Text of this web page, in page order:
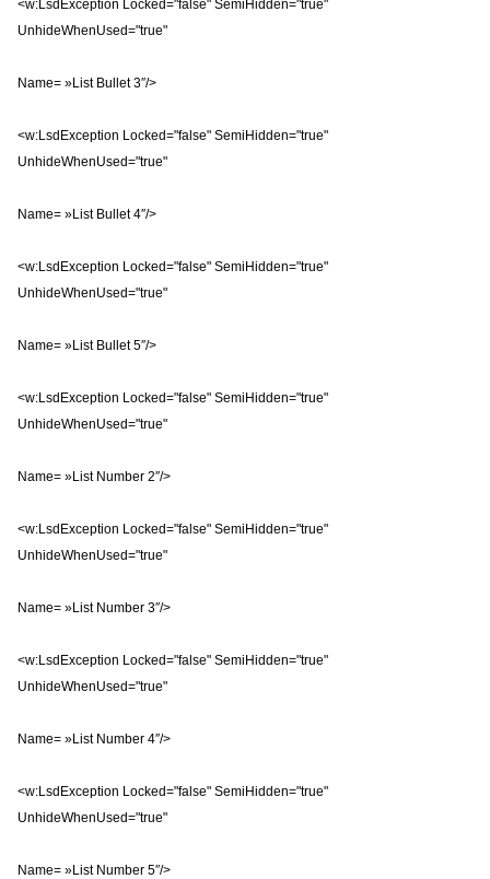
<w:LsdException Locked="false" SemiHidden="true"
UnhideWhenUsed="true"
Name= »List Bullet 3″/>
<w:LsdException Locked="false" SemiHidden="true"
UnhideWhenUsed="true"
Name= »List Bullet 4″/>
<w:LsdException Locked="false" SemiHidden="true"
UnhideWhenUsed="true"
Name= »List Bullet 5″/>
<w:LsdException Locked="false" SemiHidden="true"
UnhideWhenUsed="true"
Name= »List Number 2″/>
<w:LsdException Locked="false" SemiHidden="true"
UnhideWhenUsed="true"
Name= »List Number 3″/>
<w:LsdException Locked="false" SemiHidden="true"
UnhideWhenUsed="true"
Name= »List Number 4″/>
<w:LsdException Locked="false" SemiHidden="true"
UnhideWhenUsed="true"
Name= »List Number 5″/>